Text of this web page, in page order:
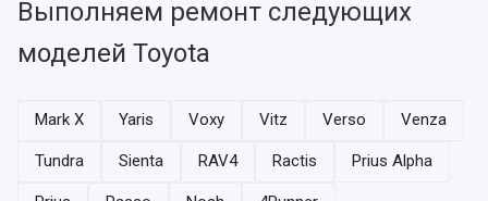
Выполняем ремонт следующих
моделей Toyota
Mark X Yaris Voxy Vitz Verso Venza
Tundra Sienta RAV4 Ractis Prius Alpha